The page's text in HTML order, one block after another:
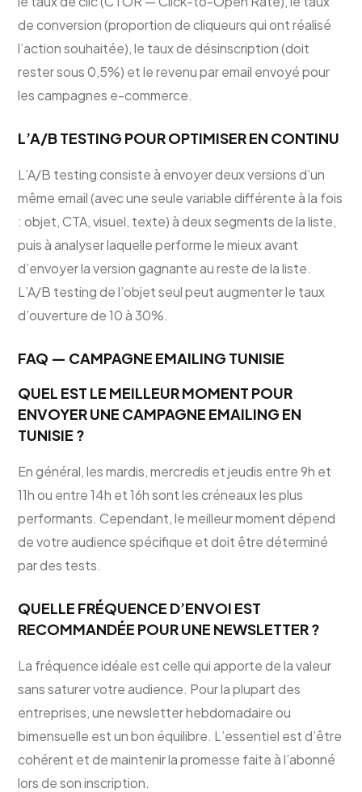
de conversion (proportion de cliqueurs qui ont réalisé
l’action souhaitée), le taux de désinscription (doit
rester sous 0,5%) et le revenu par email envoyé pour
les campagnes e-commerce.
L’A/B TESTING POUR OPTIMISER EN CONTINU
L’A/B testing consiste à envoyer deux versions d’un
même email (avec une seule variable différente à la fois
: objet, CTA, visuel, texte) à deux segments de la liste,
puis à analyser laquelle performe le mieux avant
d’envoyer la version gagnante au reste de la liste.
L’A/B testing de l’objet seul peut augmenter le taux
d’ouverture de 10 à 30%.
FAQ — CAMPAGNE EMAILING TUNISIE
QUEL EST LE MEILLEUR MOMENT POUR
ENVOYER UNE CAMPAGNE EMAILING EN
TUNISIE ?
En général, les mardis, mercredis et jeudis entre 9h et
11h ou entre 14h et 16h sont les créneaux les plus
performants. Cependant, le meilleur moment dépend
de votre audience spécifique et doit être déterminé
par des tests.
QUELLE FRÉQUENCE D’ENVOI EST
RECOMMANDÉE POUR UNE NEWSLETTER ?
La fréquence idéale est celle qui apporte de la valeur
sans saturer votre audience. Pour la plupart des
entreprises, une newsletter hebdomadaire ou
bimensuelle est un bon équilibre. L’essentiel est d’être
cohérent et de maintenir la promesse faite à l’abonné
lors de son inscription.